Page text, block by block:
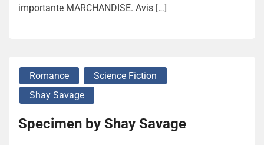
importante MARCHANDISE. Avis […]
Romance
Science Fiction
Shay Savage
Specimen by Shay Savage